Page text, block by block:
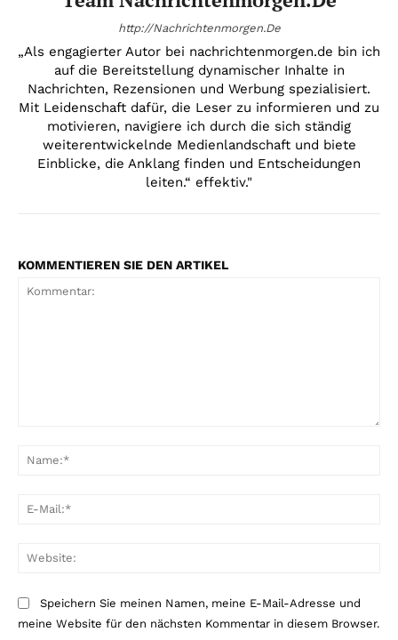
http://Nachrichtenmorgen.De
„Als engagierter Autor bei nachrichtenmorgen.de bin ich
auf die Bereitstellung dynamischer Inhalte in
Nachrichten, Rezensionen und Werbung spezialisiert.
Mit Leidenschaft dafür, die Leser zu informieren und zu
motivieren, navigiere ich durch die sich ständig
weiterentwickelnde Medienlandschaft und biete
Einblicke, die Anklang finden und Entscheidungen
leiten.“ effektiv."
KOMMENTIEREN SIE DEN ARTIKEL
Speichern Sie meinen Namen, meine E-Mail-Adresse und
meine Website für den nächsten Kommentar in diesem Browser.